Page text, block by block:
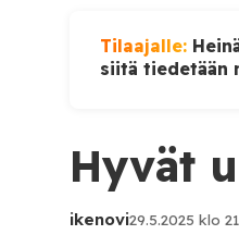
Tilaajalle:
siitä tiedetään
Hyvät
ikenovi29.5.2025 klo